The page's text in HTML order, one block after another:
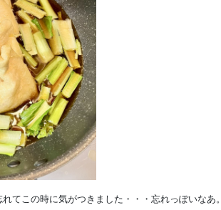
てこの時に気がつきました・・・忘れっぽいなあ。